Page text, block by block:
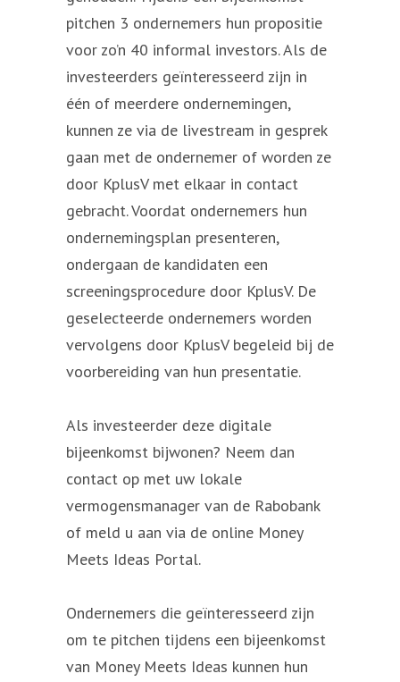
pitchen 3 ondernemers hun propositie
voor zo’n 40 informal investors. Als de
investeerders geïnteresseerd zijn in
één of meerdere ondernemingen,
kunnen ze via de livestream in gesprek
gaan met de ondernemer of worden ze
door KplusV met elkaar in contact
gebracht. Voordat ondernemers hun
ondernemingsplan presenteren,
ondergaan de kandidaten een
screeningsprocedure door KplusV. De
geselecteerde ondernemers worden
vervolgens door KplusV begeleid bij de
voorbereiding van hun presentatie.
Als investeerder deze digitale
bijeenkomst bijwonen? Neem dan
contact op met uw lokale
vermogensmanager van de Rabobank
of meld u aan via de online Money
Meets Ideas Portal.
Ondernemers die geïnteresseerd zijn
om te pitchen tijdens een bijeenkomst
van Money Meets Ideas kunnen hun